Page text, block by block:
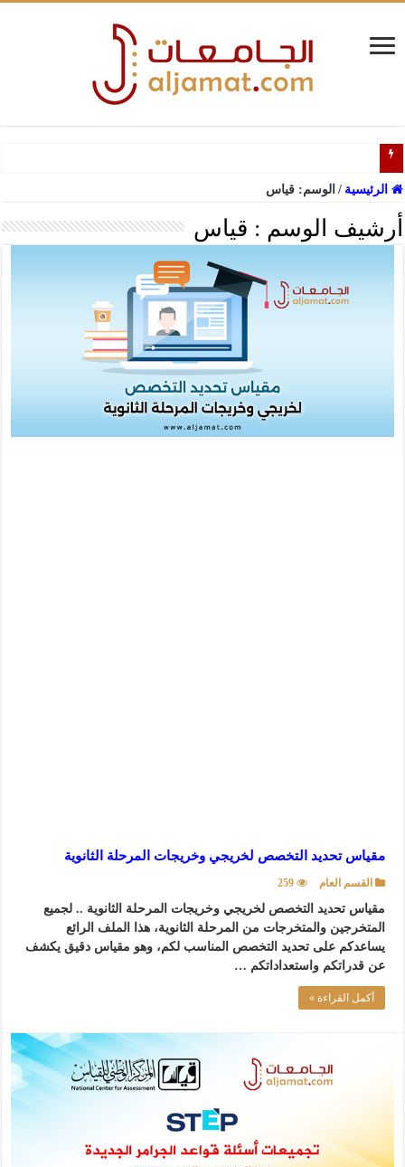
الرئيسية / الوسم:قياس
أرشيف الوسم : قياس
مقياس تحديد التخصص لخريجي وخريجات المرحلة الثانوية
القسم العام 259
مقياس تحديد التخصص لخريجي وخريجات المرحلة الثانوية .. لجميع
المتخرجين والمتخرجات من المرحلة الثانوية، هذا الملف الرائع
يساعدكم على تحديد التخصص المناسب لكم، وهو مقياس دقيق يكشف
عن قدراتكم واستعداداتكم …
أكمل القراءة »